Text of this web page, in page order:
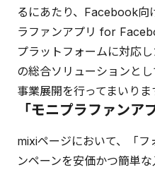
るにあたり、Facebook向
ラファンアプリ for
プラットフォームに対応
の総合ソリューションと
事業展開を行ってまいりま
「モニプラファン
mixiページにおいて、「
ンペーンを安価かつ簡単